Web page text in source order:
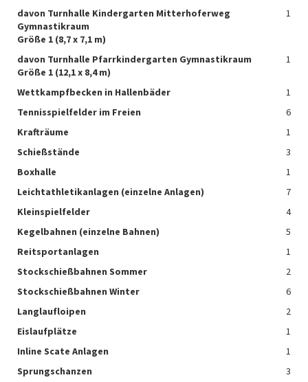
davon Turnhalle Kindergarten Mitterhoferweg
Gymnastikraum
Größe 1 (8,7 x 7,1 m)
1
davon Turnhalle Pfarrkindergarten Gymnastikraum
Größe 1 (12,1 x 8,4 m)
1
Wettkampfbecken in Hallenbäder
1
Tennisspielfelder im Freien
6
Krafträume
1
Schießstände
3
Boxhalle
1
Leichtathletikanlagen (einzelne Anlagen)
7
Kleinspielfelder
4
Kegelbahnen (einzelne Bahnen)
5
Reitsportanlagen
1
Stockschießbahnen Sommer
2
Stockschießbahnen Winter
6
Langlaufloipen
2
Eislaufplätze
1
Inline Scate Anlagen
1
Sprungschanzen
3